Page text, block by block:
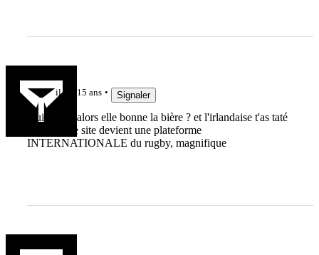
il y a 15 ans Signaler
GuiGui'ch alors elle bonne la bière ? et l'irlandaise t'as taté
un peu ? ce site devient une plateforme
INTERNATIONALE du rugby, magnifique